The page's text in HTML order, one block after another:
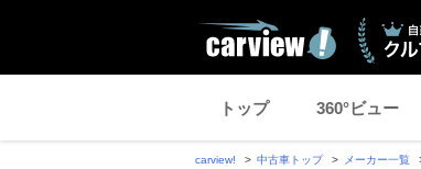
トップ 360°ビュー
carview! 中古車トップ メーカー一覧